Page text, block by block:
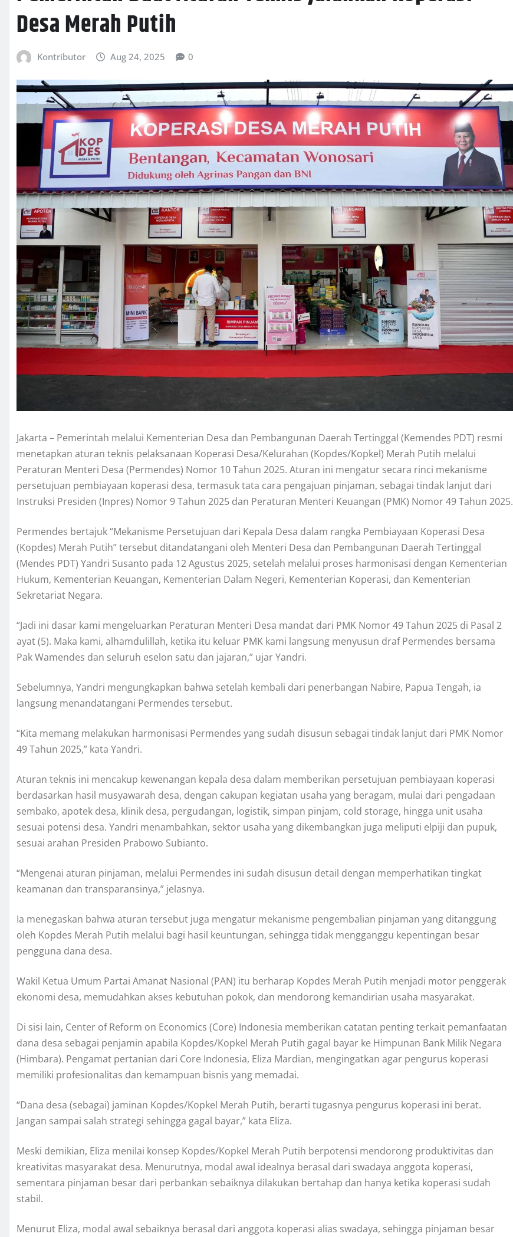
Desa Merah Putih
Kontributor Aug 24, 2025 0
Jakarta – Pemerintah melalui Kementerian Desa dan Pembangunan Daerah Tertinggal (Kemendes PDT) resmi
menetapkan aturan teknis pelaksanaan Koperasi Desa/Kelurahan (Kopdes/Kopkel) Merah Putih melalui
Peraturan Menteri Desa (Permendes) Nomor 10 Tahun 2025. Aturan ini mengatur secara rinci mekanisme
persetujuan pembiayaan koperasi desa, termasuk tata cara pengajuan pinjaman, sebagai tindak lanjut dari
Instruksi Presiden (Inpres) Nomor 9 Tahun 2025 dan Peraturan Menteri Keuangan (PMK) Nomor 49 Tahun 2025.
Permendes bertajuk “Mekanisme Persetujuan dari Kepala Desa dalam rangka Pembiayaan Koperasi Desa
(Kopdes) Merah Putih” tersebut ditandatangani oleh Menteri Desa dan Pembangunan Daerah Tertinggal
(Mendes PDT) Yandri Susanto pada 12 Agustus 2025, setelah melalui proses harmonisasi dengan Kementerian
Hukum, Kementerian Keuangan, Kementerian Dalam Negeri, Kementerian Koperasi, dan Kementerian
Sekretariat Negara.
“Jadi ini dasar kami mengeluarkan Peraturan Menteri Desa mandat dari PMK Nomor 49 Tahun 2025 di Pasal 2
ayat (5). Maka kami, alhamdulillah, ketika itu keluar PMK kami langsung menyusun draf Permendes bersama
Pak Wamendes dan seluruh eselon satu dan jajaran,” ujar Yandri.
Sebelumnya, Yandri mengungkapkan bahwa setelah kembali dari penerbangan Nabire, Papua Tengah, ia
langsung menandatangani Permendes tersebut.
“Kita memang melakukan harmonisasi Permendes yang sudah disusun sebagai tindak lanjut dari PMK Nomor
49 Tahun 2025,” kata Yandri.
Aturan teknis ini mencakup kewenangan kepala desa dalam memberikan persetujuan pembiayaan koperasi
berdasarkan hasil musyawarah desa, dengan cakupan kegiatan usaha yang beragam, mulai dari pengadaan
sembako, apotek desa, klinik desa, pergudangan, logistik, simpan pinjam, cold storage, hingga unit usaha
sesuai potensi desa. Yandri menambahkan, sektor usaha yang dikembangkan juga meliputi elpiji dan pupuk,
sesuai arahan Presiden Prabowo Subianto.
“Mengenai aturan pinjaman, melalui Permendes ini sudah disusun detail dengan memperhatikan tingkat
keamanan dan transparansinya,” jelasnya.
Ia menegaskan bahwa aturan tersebut juga mengatur mekanisme pengembalian pinjaman yang ditanggung
oleh Kopdes Merah Putih melalui bagi hasil keuntungan, sehingga tidak mengganggu kepentingan besar
pengguna dana desa.
Wakil Ketua Umum Partai Amanat Nasional (PAN) itu berharap Kopdes Merah Putih menjadi motor penggerak
ekonomi desa, memudahkan akses kebutuhan pokok, dan mendorong kemandirian usaha masyarakat.
Di sisi lain, Center of Reform on Economics (Core) Indonesia memberikan catatan penting terkait pemanfaatan
dana desa sebagai penjamin apabila Kopdes/Kopkel Merah Putih gagal bayar ke Himpunan Bank Milik Negara
(Himbara). Pengamat pertanian dari Core Indonesia, Eliza Mardian, mengingatkan agar pengurus koperasi
memiliki profesionalitas dan kemampuan bisnis yang memadai.
“Dana desa (sebagai) jaminan Kopdes/Kopkel Merah Putih, berarti tugasnya pengurus koperasi ini berat.
Jangan sampai salah strategi sehingga gagal bayar,” kata Eliza.
Meski demikian, Eliza menilai konsep Kopdes/Kopkel Merah Putih berpotensi mendorong produktivitas dan
kreativitas masyarakat desa. Menurutnya, modal awal idealnya berasal dari swadaya anggota koperasi,
sementara pinjaman besar dari perbankan sebaiknya dilakukan bertahap dan hanya ketika koperasi sudah
stabil.
Menurut Eliza, modal awal sebaiknya berasal dari anggota koperasi alias swadaya, sehingga pinjaman besar